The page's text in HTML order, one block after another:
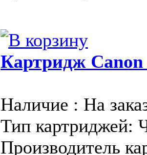
Картридж Canon
Наличие : На
Тип картриджей:
Производитель